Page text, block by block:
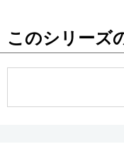
お知らせ
このシリーズ